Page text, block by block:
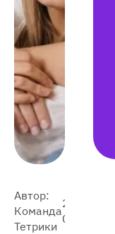
Автор:
Команда
Тетрики
2023-
08-11